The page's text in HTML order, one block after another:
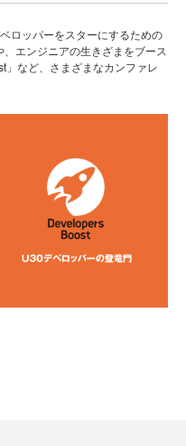
ロッパーをスターにするための
エンジニアの生きざまをブース
」など、さまざまなカンファレ